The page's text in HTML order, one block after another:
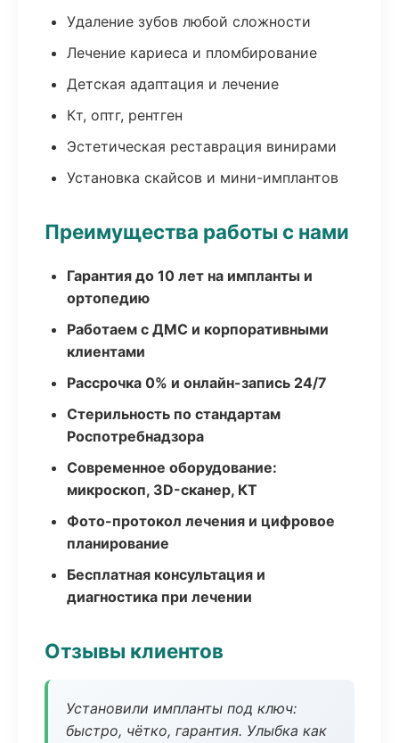
Удаление зубов любой сложности
Лечение кариеса и пломбирование
Детская адаптация и лечение
Кт, оптг, рентген
Эстетическая реставрация винирами
Установка скайсов и мини-имплантов
Преимущества работы с нами
Гарантия до 10 лет на импланты и
ортопедию
Работаем с ДМС и корпоративными
клиентами
Рассрочка 0% и онлайн-запись 24/7
Стерильность по стандартам
Роспотребнадзора
Современное оборудование:
микроскоп, 3D-сканер, КТ
Фото-протокол лечения и цифровое
планирование
Бесплатная консультация и
диагностика при лечении
Отзывы клиентов
Установили импланты под ключ:
быстро, чётко, гарантия. Улыбка как